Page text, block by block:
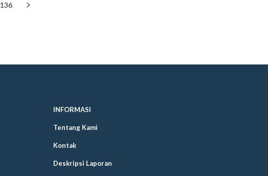
136
INFORMASI
Tentang Kami
Kontak
Deskripsi Laporan